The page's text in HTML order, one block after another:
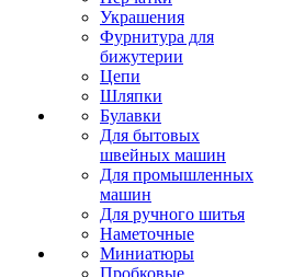
Украшения
Фурнитура для
бижутерии
Цепи
Шляпки
Булавки
Для бытовых
швейных машин
Для промышленных
машин
Для ручного шитья
Наметочные
Миниатюры
Пробковые